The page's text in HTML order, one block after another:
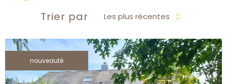
Trier par Les plus récentes
nouveauté